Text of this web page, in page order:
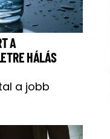
A
HÁLÁS
a jobb